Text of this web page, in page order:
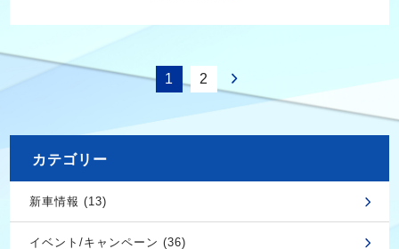
1 2
カテゴリー
新車情報 (13)
イベント/キャンペーン (36)